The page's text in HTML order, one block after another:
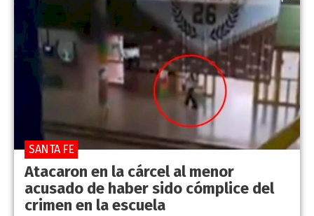
Atacaron en la cárcel al menor
acusado de haber sido cómplice del
crimen en la escuela
SANTA FE